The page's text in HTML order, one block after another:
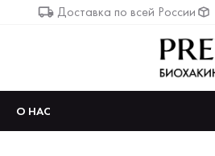
Доставка по всей России
О НАС